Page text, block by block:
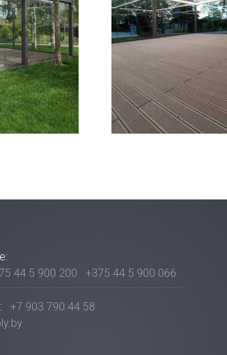
44 5 900 200 +375 44 5 900 066
+7 903 790 44 58